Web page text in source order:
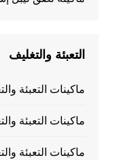
التعبئة والتغليف
ماكينات التعبئة
ماكينات التعبئة
ماكينات التعبئة